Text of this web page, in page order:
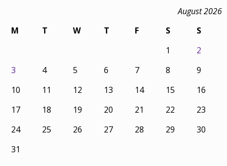
August 2026
M
T W T F S
S
1
2
3
4 5 6 7 8
9
10
11 12 13 14 15
16
17
18 19 20 21 22
23
24
25 26 27 28 29
30
31